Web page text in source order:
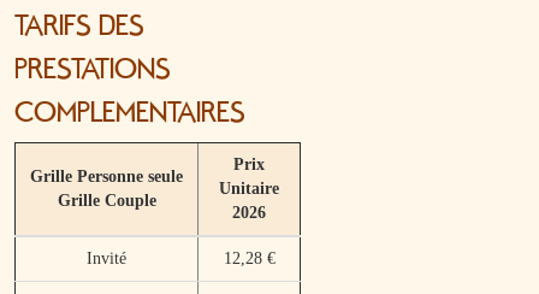
TARIFS DES
PRESTATIONS
COMPLEMENTAIRES
Grille Personne seule
Grille Couple
Prix
Unitaire
2026
Invité 12,28 €